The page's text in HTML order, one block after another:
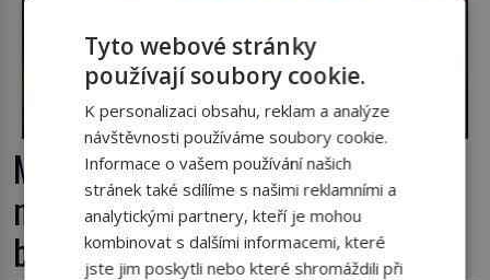
Mrkev není jen oranžová. Její
neuvěřitelný příběh začíná fialovou
barvou
Tyto webové stránky
používají soubory cookie.
K personalizaci obsahu, reklam a analýze
návštěvnosti používáme soubory cookie.
Informace o vašem používání našich
stránek také sdílíme s našimi reklamními a
analytickými partnery, kteří je mohou
kombinovat s dalšími informacemi, které
jste jim poskytli nebo které shromáždili při